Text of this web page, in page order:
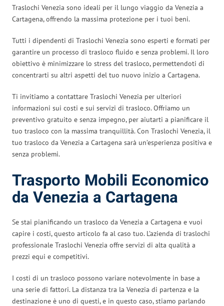
Traslochi Venezia sono ideali per il lungo viaggio da Venezia a
Cartagena, offrendo la massima protezione per i tuoi beni.
Tutti i dipendenti di Traslochi Venezia sono esperti e formati per
garantire un processo di trasloco fluido e senza problemi. Il loro
obiettivo è minimizzare lo stress del trasloco, permettendoti di
concentrarti su altri aspetti del tuo nuovo inizio a Cartagena.
Ti invitiamo a contattare Traslochi Venezia per ulteriori
informazioni sui costi e sui servizi di trasloco. Offriamo un
preventivo gratuito e senza impegno, per aiutarti a pianificare il
tuo trasloco con la massima tranquillità. Con Traslochi Venezia, il
tuo trasloco da Venezia a Cartagena sarà un’esperienza positiva e
senza problemi.
Trasporto Mobili Economico
da Venezia a Cartagena
Se stai pianificando un trasloco da Venezia a Cartagena e vuoi
capire i costi, questo articolo fa al caso tuo. L’azienda di traslochi
professionale Traslochi Venezia offre servizi di alta qualità a
prezzi equi e competitivi.
I costi di un trasloco possono variare notevolmente in base a
una serie di fattori. La distanza tra la Venezia di partenza e la
destinazione è uno di questi, e in questo caso, stiamo parlando